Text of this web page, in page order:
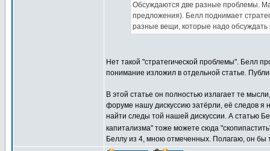
Обсуждаются две разные проблемы.
предложения). Белл поднимает
разные вещи, которые надо обсуждать
Нет такой "стратегической проблемы". Белл
понимание изложил в отдельной статье.
В этой статье он полностью излагает те
форуме нашу дискуссию затёрли, её следов я
найти следы той нашей дискуссии. А статью
капитализма" тоже можете сюда
Беллу из 4, мною отмеченных. Полагаю, он бы